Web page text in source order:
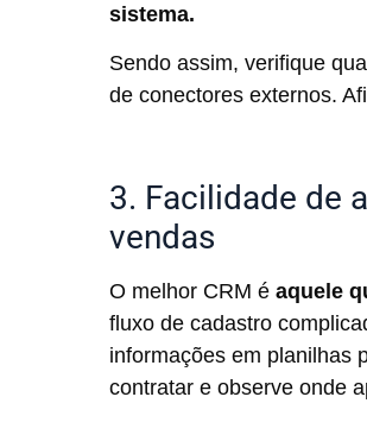
sistema.
Sendo assim, verifique
de conectores externos.
3. Facilidade de
vendas
O melhor CRM é aquele
fluxo de cadastro
informações em planilhas
contratar e observe onde